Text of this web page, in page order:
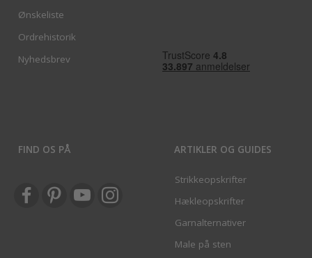
Ønskeliste
Ordrehistorik
Nyhedsbrev
FIND OS PÅ ARTIKLER OG GUIDES
Strikkeopskrifter
Hækleopskrifter
Garnalternativer
Male på sten